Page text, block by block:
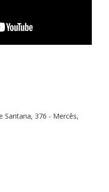
Santana, 376 - Mercês,